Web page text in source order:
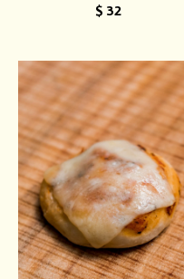
$ 32